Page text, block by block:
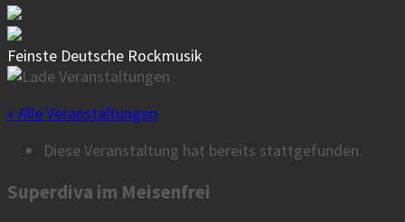
Feinste Deutsche Rockmusik
« Alle Veranstaltungen
Diese Veranstaltung hat bereits stattgefunden.
Superdiva im Meisenfrei